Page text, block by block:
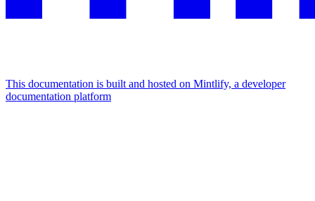
This documentation is built and hosted on Mintlify, a developer
documentation platform